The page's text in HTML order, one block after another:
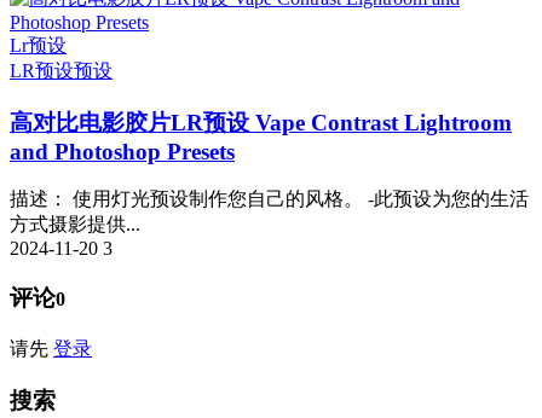
Lr预设
LR预设预设
高对比电影胶片LR预设 Vape Contrast Lightroom
and Photoshop Presets
描述： 使用灯光预设制作您自己的风格。 -此预设为您的生活
方式摄影提供...
2024-11-20 3
评论0
请先 登录
搜索